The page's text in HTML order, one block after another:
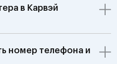
в Карвэй
номер телефона и